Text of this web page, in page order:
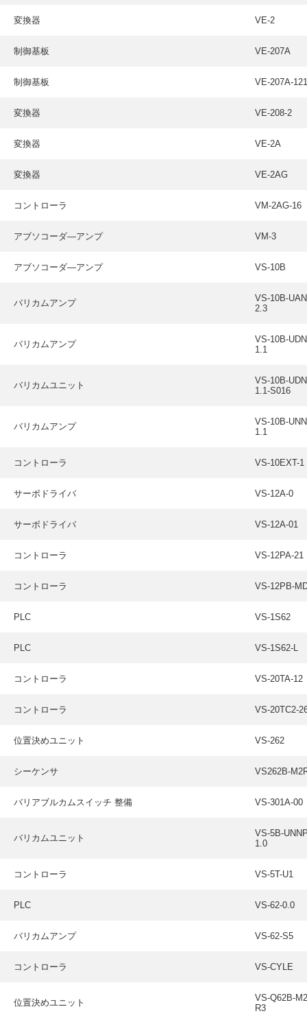
変換器 VE-2
制御基板 VE-207A
制御基板 VE-207A-121
変換器 VE-208-2
変換器 VE-2A
変換器 VE-2AG
コントローラ VM-2AG-16
アブソコーダ―アンプ VM-3
アブソコーダ―アンプ VS-10B
バリカムアンプ
VS-10B-
2.3
バリカムアンプ
VS-10B-
1.1
バリカムユニット
VS-10B-
1.1-S016
バリカムアンプ
VS-10B-
1.1
コントローラ VS-10EXT-1
サーボドライバ VS-12A-0
サーボドライバ VS-12A-01
コントローラ VS-12PA-21
コントローラ VS-12PB-
PLC VS-1S62
PLC VS-1S62-L
コントローラ VS-20TA-12
コントローラ VS-20TC2-
位置決めユニット VS-262
シーケンサ VS262B-
バリアブルカムスイッチ 整備 VS-301A-00
バリカムユニット
VS-5B-
1.0
コントローラ VS-5T-U1
PLC VS-62-0.0
バリカムアンプ VS-62-S5
コントローラ VS-CYLE
位置決めユニット
VS-Q62B-
R3